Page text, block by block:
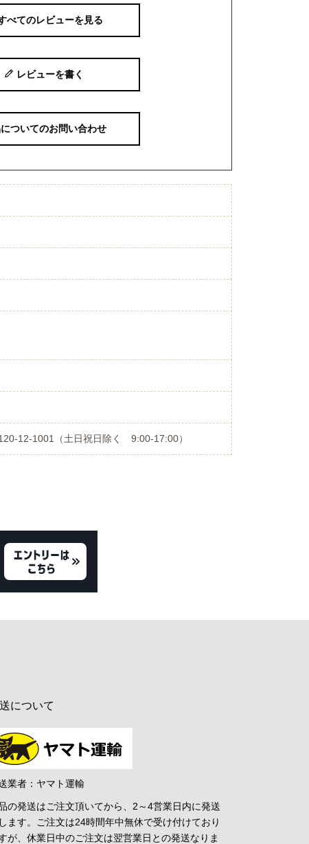
べてのレビューを見る
レビューを書く
ついてのお問い合わせ
12-1001（土日祝日除く 9:00-17:00）
について
業者：ヤマト運輸
の発送はご注文頂いてから、2～4営業日内に発送
ます。ご注文は24時間年中無休で受け付けており
が、休業日中のご注文は翌営業日との発送なりま